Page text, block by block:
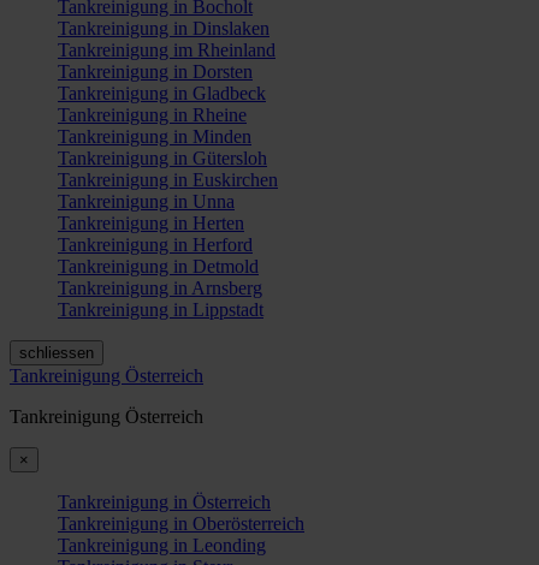
Tankreinigung in Bocholt
Tankreinigung in Dinslaken
Tankreinigung im Rheinland
Tankreinigung in Dorsten
Tankreinigung in Gladbeck
Tankreinigung in Rheine
Tankreinigung in Minden
Tankreinigung in Gütersloh
Tankreinigung in Euskirchen
Tankreinigung in Unna
Tankreinigung in Herten
Tankreinigung in Herford
Tankreinigung in Detmold
Tankreinigung in Arnsberg
Tankreinigung in Lippstadt
schliessen
Tankreinigung Österreich
Tankreinigung Österreich
×
Tankreinigung in Österreich
Tankreinigung in Oberösterreich
Tankreinigung in Leonding